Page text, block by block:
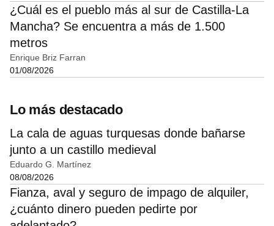
¿Cuál es el pueblo más al sur de Castilla-La
Mancha? Se encuentra a más de 1.500
metros
Enrique Briz Farran
01/08/2026
Lo más destacado
La cala de aguas turquesas donde bañarse
junto a un castillo medieval
Eduardo G. Martínez
08/08/2026
Fianza, aval y seguro de impago de alquiler,
¿cuánto dinero pueden pedirte por